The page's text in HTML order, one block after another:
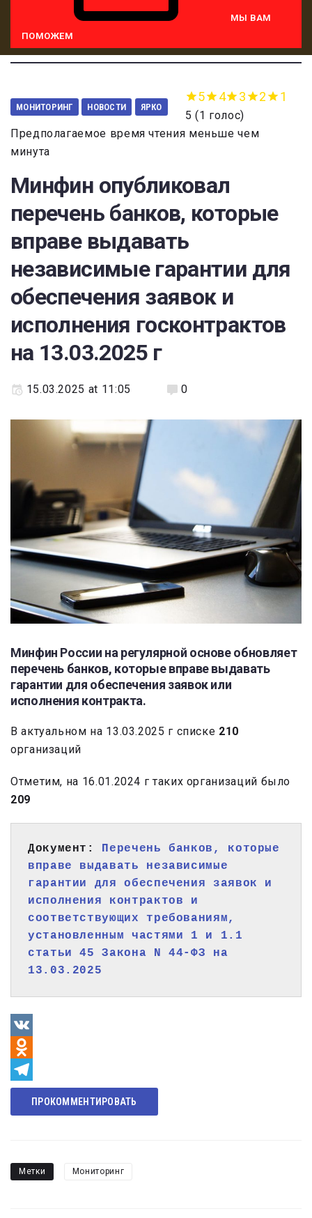
МЫ ВАМ
ПОМОЖЕМ
МОНИТОРИНГ НОВОСТИ ЯРКО
5 4 3 2 1
5 (1 голос)
Предполагаемое время чтения меньше чем
минута
Минфин опубликовал
перечень банков, которые
вправе выдавать
независимые гарантии для
обеспечения заявок и
исполнения госконтрактов
на 13.03.2025 г
15.03.2025 at 11:05 0
Минфин России на регулярной основе обновляет
перечень банков, которые вправе выдавать
гарантии для обеспечения заявок или
исполнения контракта.
В актуальном на 13.03.2025 г списке 210
организаций
Отметим, на 16.01.2024 г таких организаций было
209
Документ: Перечень банков, которые
вправе выдавать независимые
гарантии для обеспечения заявок и
исполнения контрактов и
соответствующих требованиям,
установленным частями 1 и 1.1
статьи 45 Закона N 44-ФЗ на
13.03.2025
VK
Odnoklassniki
Telegram
ПРОКОММЕНТИРОВАТЬ
Метки Мониторинг